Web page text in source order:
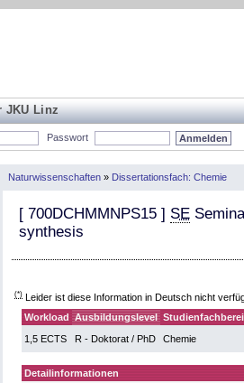
JKU Linz
Passwort
Naturwissenschaften » Dissertationsfach: Chemie
[ 700DCHMMNPS15 ] SE
synthesis
(*) Leider ist diese Information in Deutsch nicht
Workload Ausbildungslevel
1,5 ECTS
R - Doktorat / PhD Chemie
Detailinformationen